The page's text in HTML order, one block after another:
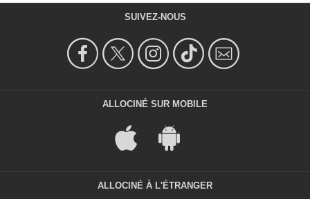
SUIVEZ-NOUS
ALLOCINÉ SUR MOBILE
ALLOCINÉ À L'ÉTRANGER